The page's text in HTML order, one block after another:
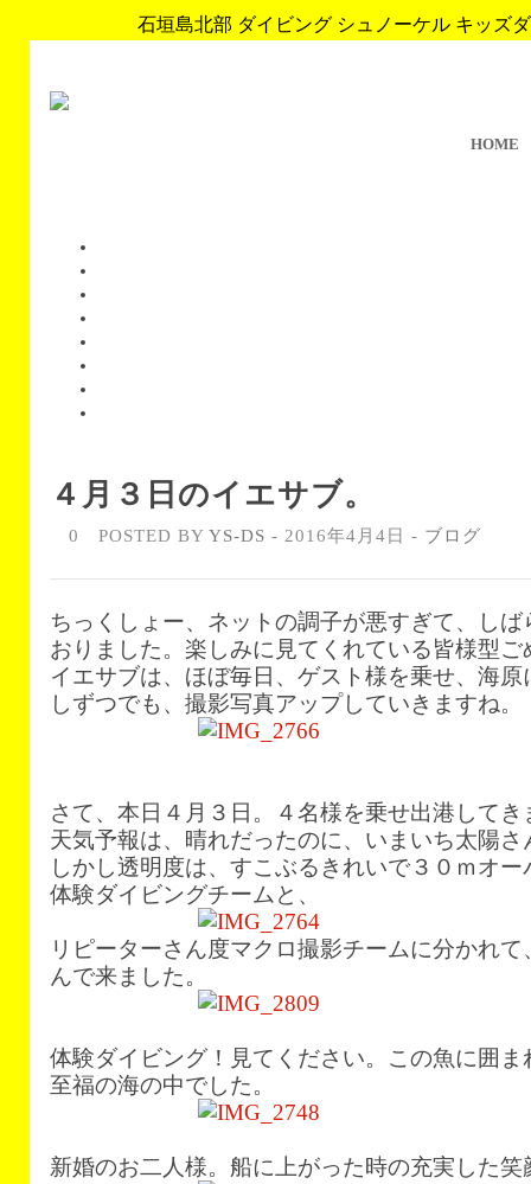
石垣島北部 ダイビング シュノーケル キッズ
HOME
４月３日のイエサブ。
0 POSTED BY YS-DS - 2016年4月4日 - ブログ
ちっくしょー、ネットの調子が悪すぎて、し
おりました。楽しみに見てくれている皆様型ご
イエサブは、ほぼ毎日、ゲスト様を乗せ、海
しずつでも、撮影写真アップしていきますね。
さて、本日４月３日。４名様を乗せ出港してき
天気予報は、晴れだったのに、いまいち太陽
しかし透明度は、すこぶるきれいで３０ｍオー
体験ダイビングチームと、
リピーターさん度マクロ撮影チームに分かれ
んで来ました。
体験ダイビング！見てください。この魚に囲ま
至福の海の中でした。
新婚のお二人様。船に上がった時の充実した